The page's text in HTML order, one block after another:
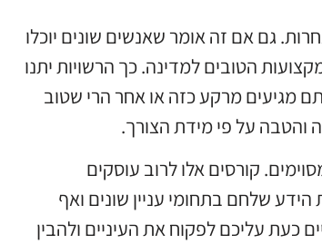
גם אם זה אומר שאנשים שונים יוכלו
הטובים למדינה. כך הרשויות יתנו
מגיעים מרקע כזה או אחר הרי שטוב
על פי מידת הצורך.
קורסים אלו לרוב עוסקים
שלחם בתחומי עניין שונים ואף
כעת עליכם לפקוח את העיניים ולהבין